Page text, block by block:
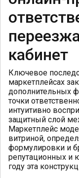
кабинет
Ключевое
маркетплейсах
дополнительных
точки
интуитивно
защитный слой
Маркетплейс
витриной,
формулировки и
репутационных и
году эта